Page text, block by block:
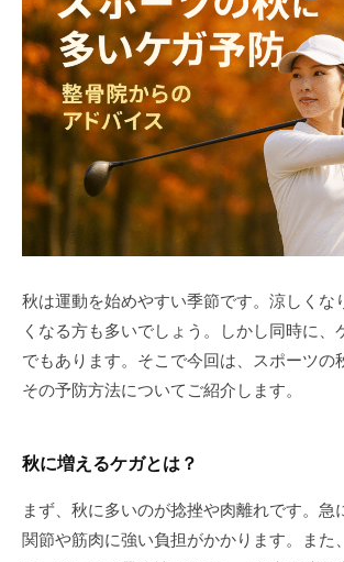
秋は運動を始めやすい季節です。涼しくな
くなる方も多いでしょう。しかし同時に、
でもあります。そこで今回は、スポーツの
その予防方法についてご紹介します。
秋に増えるケガとは？
まず、秋に多いのが捻挫や肉離れです。急
関節や筋肉に強い負担がかかります。また